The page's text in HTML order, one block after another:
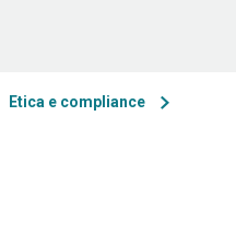
Etica e compliance